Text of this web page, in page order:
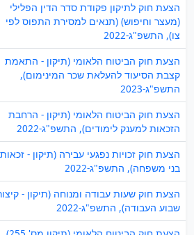
הצעת חוק לתיקון פקודת סדר הדין הפלילי
(מעצר וחיפוש) (תנאים למסירת התפוס לפי
צו), התשפ"ג-2022
הצעת חוק הביטוח הלאומי (תיקון - התאמת
קצבת הסיעוד להעלאת שכר המינימום),
התשפ"ג-2023
הצעת חוק הביטוח הלאומי (תיקון - הרחבת
הזכאות למענק לימודים), התשפ"ג-2022
הצעת חוק זכויות נפגעי עבירה (תיקון - זכאות
בני משפחה), התשפ"ג-2022
הצעת חוק שעות עבודה ומנוחה (תיקון -
שבוע העבודה), התשפ"ג-2022